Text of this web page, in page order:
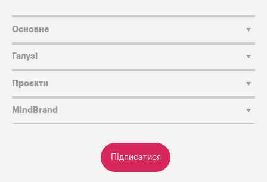
Підписатися
Основне
Галузі
Проєкти
MindBrand